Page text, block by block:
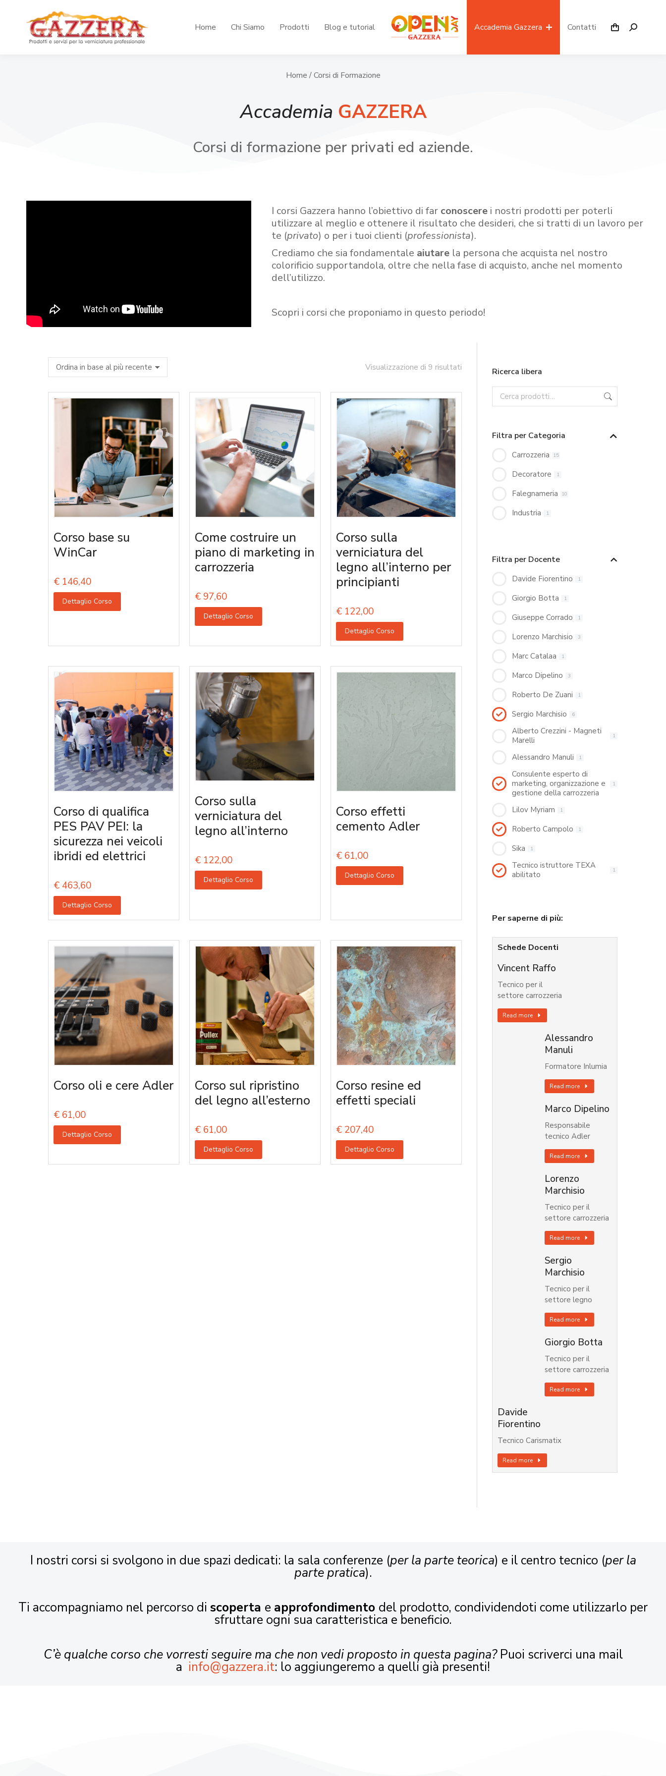
Home Chi Siamo Prodotti Blog e tutorial Accademia Gazzera Contatti
Home / Corsi di Formazione
Accademia GAZZERA
Corsi di formazione per privati ed aziende.
I corsi Gazzera hanno l’obiettivo di far conoscerei nostri prodotti per poterli
utilizzare al meglio e ottenere il risultato che desideri, che si tratti di un lavoro per
te (privato) o per i tuoi clienti (professionista).
Crediamo che sia fondamentale aiutare la persona che acquista nel nostro
colorificio supportandola, oltre che nella fase di acquisto, anche nel momento
dell’utilizzo.
Scopri i corsi che proponiamo in questo periodo!
Visualizzazione di 9 risultati
Corso base su
WinCar
€ 146,40
Dettaglio Corso
Come costruire un
piano di marketing in
carrozzeria
€ 97,60
Dettaglio Corso
Corso sulla
verniciatura del
legno all’interno per
principianti
€ 122,00
Dettaglio Corso
Corso di qualifica
PES PAV PEI: la
sicurezza nei veicoli
ibridi ed elettrici
€ 463,60
Dettaglio Corso
Corso sulla
verniciatura del
legno all’interno
€ 122,00
Dettaglio Corso
Corso effetti
cemento Adler
€ 61,00
Dettaglio Corso
Corso oli e cere Adler
€ 61,00
Dettaglio Corso
Corso sul ripristino
del legno all’esterno
€ 61,00
Dettaglio Corso
Corso resine ed
effetti speciali
€ 207,40
Dettaglio Corso
Ricerca libera
Filtra per Categoria
Carrozzeria 15
Decoratore 1
Falegnameria 10
Industria 1
Filtra per Docente
Davide Fiorentino 1
Giorgio Botta 1
Giuseppe Corrado 1
Lorenzo Marchisio 3
Marc Catalaa 1
Marco Dipelino 3
Roberto De Zuani 1
Sergio Marchisio 6
Alberto Crezzini - Magneti
Marelli
1
Alessandro Manuli 1
Consulente esperto di
marketing, organizzazione e
gestione della carrozzeria
1
Lilov Myriam 1
Roberto Campolo 1
Sika 1
Tecnico istruttore TEXA
abilitato
1
Per saperne di più:
Schede Docenti
Vincent Raffo
Tecnico per il
settore carrozzeria
Read more
Alessandro
Manuli
Formatore Inlumia
Read more
Marco Dipelino
Responsabile
tecnico Adler
Read more
Lorenzo
Marchisio
Tecnico per il
settore carrozzeria
Read more
Sergio
Marchisio
Tecnico per il
settore legno
Read more
Giorgio Botta
Tecnico per il
settore carrozzeria
Read more
Davide
Fiorentino
Tecnico Carismatix
Read more
I nostri corsi si svolgono in due spazi dedicati: la sala conferenze (per la parte teorica) e il centro tecnico (per la
parte pratica).
Ti accompagniamo nel percorso di scoperta e approfondimento del prodotto, condividendoti come utilizzarlo per
sfruttare ogni sua caratteristica e beneficio.
C’è qualche corso che vorresti seguire ma che non vedi proposto in questa pagina?Puoi scriverci una mail
a info@gazzera.it: lo aggiungeremo a quelli già presenti!